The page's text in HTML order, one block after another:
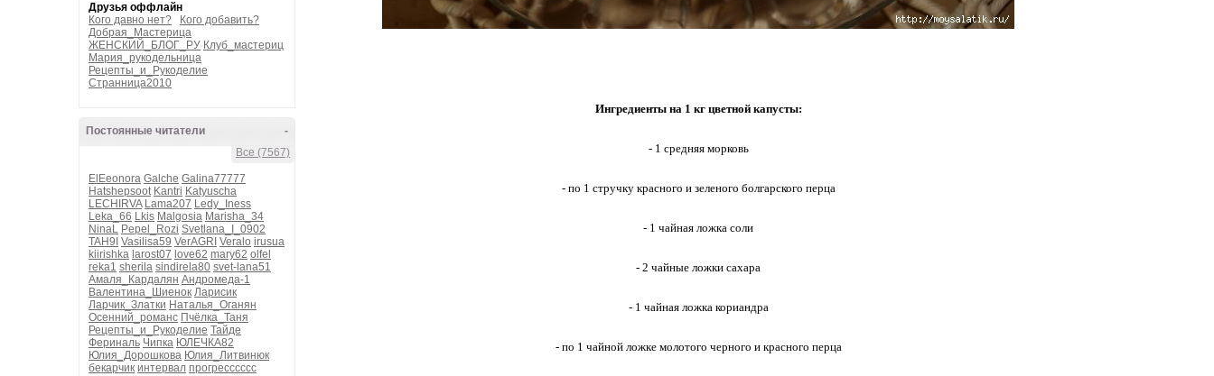
Друзья оффлайн
Кого давно нет?
Кого добавить?
Добрая_Мастерица
ЖЕНСКИЙ_БЛОГ_РУ Клуб_мастериц
Мария_рукодельница
Рецепты_и_Рукоделие
Странница2010
-
Постоянные читатели
Все (7567)
ElEeonora Galche Galina77777
Hatshepsoot Kantri Katyuscha
LECHIRVA Lama207 Ledy_Iness
Leka_66 Lkis Malgosia Marisha_34
NinaL Pepel_Rozi Svetlana_I_0902
TAH9I Vasilisa59 VerAGRI Veralo irusua
kiirishka larost07 love62 mary62 olfel
reka1 sherila sindirela80 svet-lana51
Амаля_Кардалян Андромеда-1
Валентина_Шиенок Ларисик
Ларчик_Златки Наталья_Оганян
Осенний_романс Пчёлка_Таня
Рецепты_и_Рукоделие Тайде
Фериналь Чипка ЮЛЕЧКА82
Юлия_Дорошкова Юлия_Литвинюк
бекарчик интервал прогресссссс
Ингредиенты на 1 кг цветной капусты:
- 1 средняя морковь
- по 1 стручку красного и зеленого болгарского перца
- 1 чайная ложка соли
- 2 чайные ложки сахара
- 1 чайная ложка кориандра
- по 1 чайной ложке молотого черного и красного перца